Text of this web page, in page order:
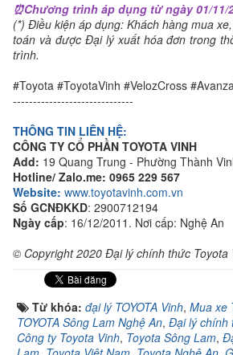
⏰Chương trình áp dụng từ ngày 01/11/
(*) Điều kiện áp dụng: Khách hàng mua
toán và được Đại lý xuất hóa đơn trong
trình.
#Toyota #ToyotaVinh #VelozCross
------------------------------
THÔNG TIN LIÊN HỆ:
CÔNG TY CỔ PHẦN TOYOTA VINH
Add: 19 Quang Trung - Phường Thành
Hotline/ Zalo.me: 0965 229 567
Website: www.toyotavinh.com.vn
Số GCNĐKKD: 2900712194
Ngày cấp: 16/12/2011. Nơi cấp: Nghệ An
© Copyright 2020 Đại lý chính thức Toyota
Từ khóa: đại lý TOYOTA Vinh, Mua xe
TOYOTA Sông Lam Nghệ An, Đại lý chính
Công ty Toyota Vinh, Toyota Sông Lam,